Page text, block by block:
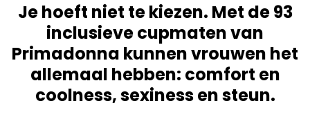
Je hoeft niet te kiezen. Met de 93
inclusieve cupmaten van
Primadonna kunnen vrouwen het
allemaal hebben: comfort en
coolness, sexiness en steun.